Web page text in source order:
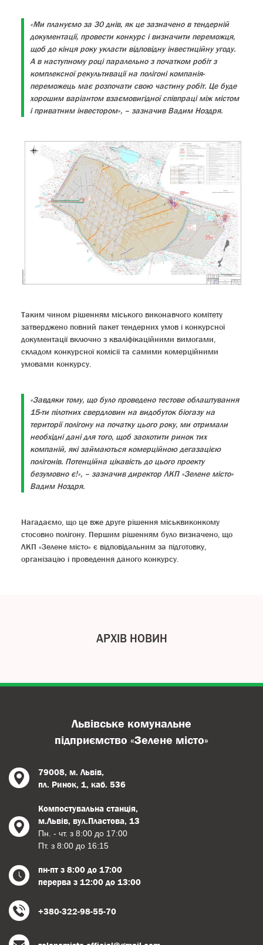
«Ми плануємо за 30 днів, як це зазначено в тендерній
документації, провести конкурс і визначити переможця,
щоб до кінця року укласти відповідну інвестиційну угоду.
А в наступному році паралельно з початком робіт з
комплексної рекультивації на полігоні компанія-
переможець має розпочати свою частину робіт. Це буде
хорошим варіантом взаємовигідної співпраці між містом
і приватним інвестором», – зазначив Вадим Ноздря.
Таким чином рішенням міського виконавчого комітету
затверджено повний пакет тендерних умов і конкурсної
документації включно з кваліфікаційними вимогами,
складом конкурсної комісії та самими комерційними
умовами конкурсу.
«Завдяки тому, що було проведено тестове облаштування
15-ти пілотних свердловин на видобуток біогазу на
території полігону на початку цього року, ми отримали
необхідні дані для того, щоб заохотити ринок тих
компаній, які займаються комерційною дегазацією
полігонів. Потенційна цікавість до цього проекту
безумовно є!», – зазначив директор ЛКП «Зелене місто»
Вадим Ноздря.
Нагадаємо, що це вже друге рішення міськвиконкому
стосовно полігону. Першим рішенням було визначено, що
ЛКП «Зелене місто» є відповідальним за підготовку,
організацію і проведення даного конкурсу.
АРХІВ НОВИН
Львівське комунальне
підприємство «Зелене місто»
79008, м. Львів,
пл. Ринок, 1, каб. 536
Компостувальна станція,
м.Львів, вул.Пластова, 13
Пн. - чт. з 8:00 до 17:00
Пт. з 8:00 до 16:15
пн-пт з 8:00 до 17:00
перерва з 12:00 до 13:00
+380-322-98-55-70